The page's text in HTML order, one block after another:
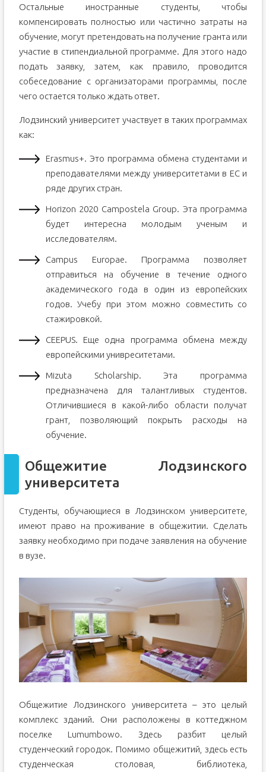
Остальные иностранные студенты, чтобы
компенсировать полностью или частично затраты на
обучение, могут претендовать на получение гранта или
участие в стипендиальной программе. Для этого надо
подать заявку, затем, как правило, проводится
собеседование с организаторами программы, после
чего остается только ждать ответ.
Лодзинский университет участвует в таких программах
как:
Erasmus+. Это программа обмена студентами и
преподавателями между университетами в ЕС и
ряде других стран.
Horizon 2020 Campostela Group. Эта программа
будет интересна молодым ученым и
исследователям.
Campus Europae. Программа позволяет
отправиться на обучение в течение одного
академического года в один из европейских
годов. Учебу при этом можно совместить со
стажировкой.
CEEPUS. Еще одна программа обмена между
европейскими унивреситетами.
Mizuta Scholarship. Эта программа
предназначена для талантливых студентов.
Отличившиеся в какой-либо области получат
грант, позволяющий покрыть расходы на
обучение.
Общежитие Лодзинского
университета
Студенты, обучающиеся в Лодзинском университете,
имеют право на проживание в общежитии. Сделать
заявку необходимо при подаче заявления на обучение
в вузе.
Общежитие Лодзинского университета – это целый
комплекс зданий. Они расположены в коттеджном
поселке Lumumbowo. Здесь разбит целый
студенческий городок. Помимо общежитий, здесь есть
студенческая столовая, библиотека,